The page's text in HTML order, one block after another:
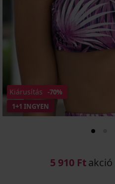
1+1 INGYEN
Kiárusítás -70%
5 910 Ftakció